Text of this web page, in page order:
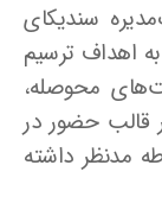
سندیکای
اهداف ترسیم
محوصله،
قالب حضور در
مدنظر داشته